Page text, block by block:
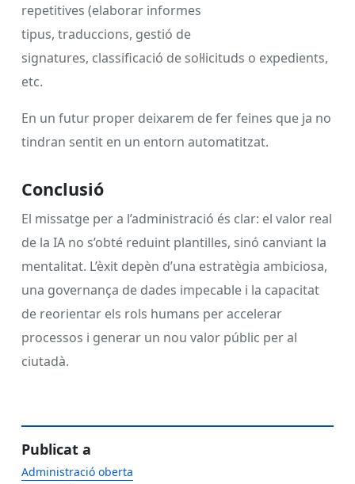
repetitives (elaborar informes
tipus, traduccions, gestió de
signatures, classificació de sol·licituds o expedients,
etc.
En un futur proper deixarem de fer feines que ja no
tindran sentit en un entorn automatitzat.
Conclusió
El missatge per a l’administració és clar: el valor real
de la IA no s’obté reduint plantilles, sinó canviant la
mentalitat. L’èxit depèn d’una estratègia ambiciosa,
una governança de dades impecable i la capacitat
de reorientar els rols humans per accelerar
processos i generar un nou valor públic per al
ciutadà.
Publicat a
Administració oberta